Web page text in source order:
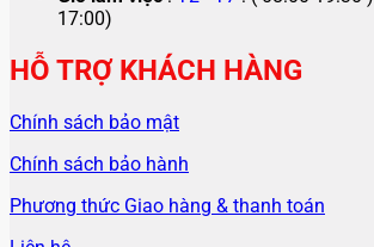
17:00)
HỖ TRỢ KHÁCH HÀNG
Chính sách bảo mật
Chính sách bảo hành
Phương thức Giao hàng & thanh toán